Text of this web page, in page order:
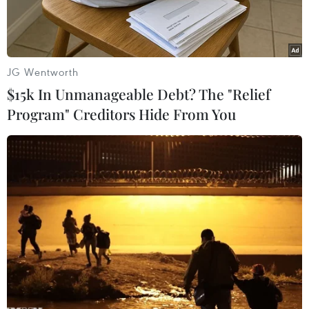
Trưởng SOM các nước ASEAN. (Ảnh: TTXVN phát)
Ngày 21/4, thông tin từ Bộ Ngoại giao cho biết
Đại sứ Vũ Hồ, Quyền Trưởng Quan chức cao cấp
(SOM) ASEAN Việt Nam dẫn đầu đoàn Việt Nam
đã tham dự Cuộc họp lần thứ 8 Nhóm Công tác
liên ngành ASEAN về ứng phó các tình huống y
JG Wentworth
$15k In Unmanageable Debt? The "Relief
Program" Creditors Hide From You